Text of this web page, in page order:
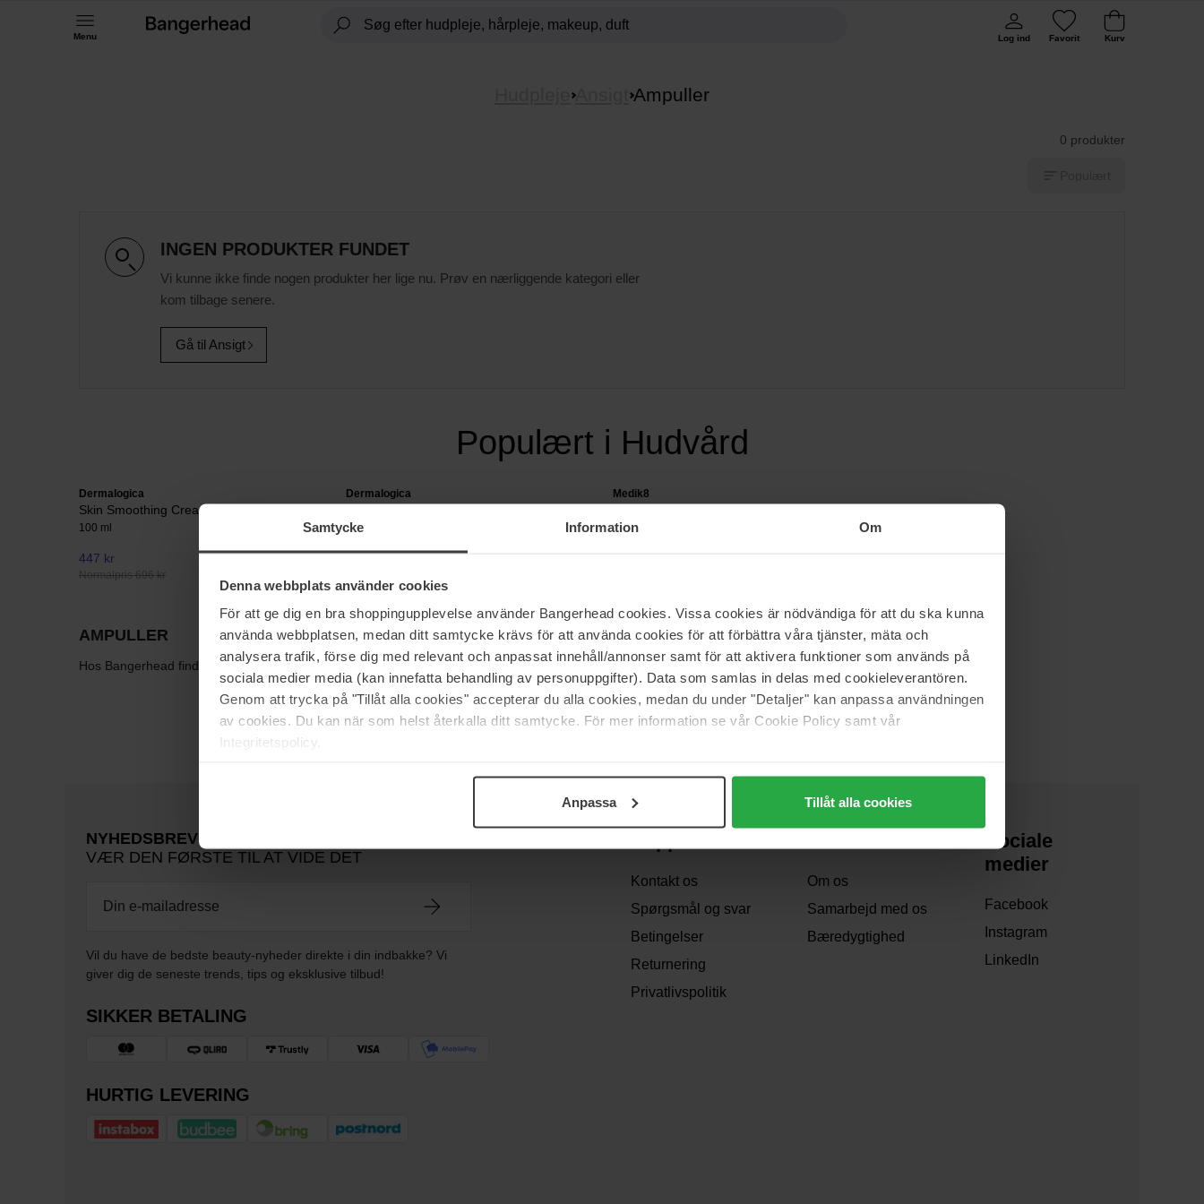
Samtycke Information Om
Denna webbplats använder cookies
För att ge dig en bra shoppingupplevelse använder Bangerhead cookies. Vissa cookies är nödvändiga för att du ska kunna
använda webbplatsen, medan ditt samtycke krävs för att använda cookies för att förbättra våra tjänster, mäta och
analysera trafik, förse dig med relevant och anpassat innehåll/annonser samt för att aktivera funktioner som används på
sociala medier media (kan innefatta behandling av personuppgifter). Data som samlas in delas med cookieleverantören.
Genom att trycka på "Tillåt alla cookies" accepterar du alla cookies, medan du under "Detaljer" kan anpassa användningen
av cookies. Du kan när som helst återkalla ditt samtycke. För mer information se vår Cookie Policy samt vår
Integritetspolicy.
Anpassa Tillåt alla cookies
Menu Log ind Favorit Kurv
Ansigt Ampuller
0 produkter
INGEN PRODUKTER FUNDET
Vi kunne ikke finde nogen produkter her lige nu. Prøv en nærliggende kategori eller
kom tilbage senere.
Gå til Ansigt
Populært i Hudvård
Dermalogica
Skin Smoothing Cream
100 ml
447 kr
Normalpris 696 kr
Dermalogica
Special Cleansing Gel Refill
347 kr
Medik8
30 ml
AMPULLER
Hos Bangerhead finder du et stort udvalg Ampuller, til lavpris med hurtig levering.
NYHEDSBREV
VÆR DEN FØRSTE TIL AT VIDE DET
Vil du have de bedste beauty-nyheder direkte i din indbakke? Vi
giver dig de seneste trends, tips og eksklusive tilbud!
SIKKER BETALING
HURTIG LEVERING
Kontakt os
Spørgsmål og svar
Betingelser
Returnering
Privatlivspolitik
Om os
Samarbejd med os
Bæredygtighed
Sociale
medier
Facebook
Instagram
LinkedIn